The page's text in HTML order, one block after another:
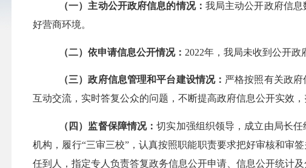
（一） 主动公开政府信息的情况： 我局主动公开政府信息
好营商环境。
（二）依申请信息公开情况： 2022年，我局未收到公开政
（三）政府信息管理和平台建设情况： 严格按照有关政
互动交流，实时答复公众的问题，不断提高政府信息公开实效
（四）监督保障情况：切实加强组织领导 ， 成立由局长
机构， 履行“三审三校”，认真按照职能职责要求把好审核和审
任到人，指定专人负责答复政务信息公开申请、信息公开统计及